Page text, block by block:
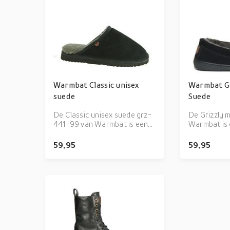
Warmbat Classic unisex
suede
De Classic unisex suede grz-
441-99 van Warmbat is een
unisex suede grz-441-99 is
uitgevoerd in de kleur Zwart.
59,95
Warmbat
Suede
De Grizzly
Warmbat is
Suede 99 is
kleur
59,95